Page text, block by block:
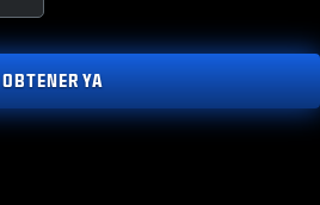
OBTENER YA